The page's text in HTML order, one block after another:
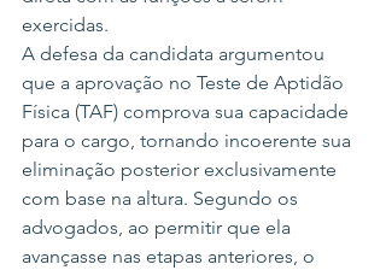
exercidas.
A defesa da candidata argumentou
que a aprovação no Teste de Aptidão
Física (TAF) comprova sua capacidade
para o cargo, tornando incoerente sua
eliminação posterior exclusivamente
com base na altura. Segundo os
advogados, ao permitir que ela
avançasse nas etapas anteriores, o